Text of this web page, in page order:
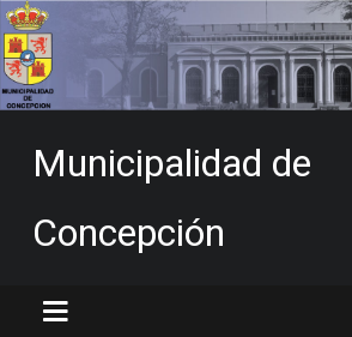
Municipalidad de
Concepción